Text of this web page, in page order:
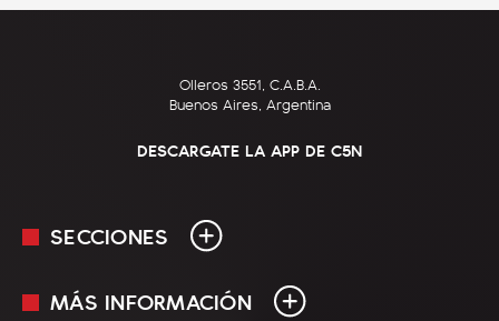
Olleros 3551, C.A.B.A.
Buenos Aires, Argentina
DESCARGATE LA APP DE C5N
SECCIONES
En Vivo
MÁS INFORMACIÓN